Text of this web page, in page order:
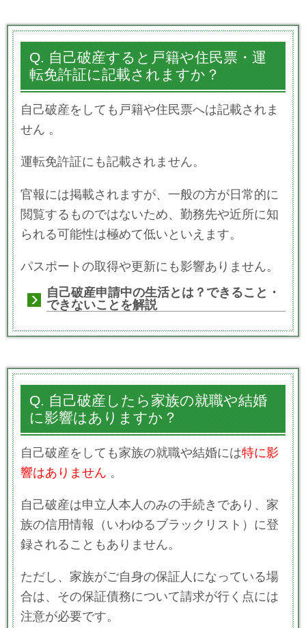
Q. 自己破産すると戸籍や住民票・運
転免許証に記載されますか？
自己破産をしても戸籍や住民票へは記載されま
せん 。
運転免許証にも記載されません。
官報には掲載されますが、一般の方が日常的に
閲覧するものではないため、勤務先や近所に知
られる可能性は極めて低いといえます。
パスポートの取得や更新にも影響ありません。
自己破産申請中の生活とは？できること・
できないことを解説
Q. 自己破産したら家族の就職や結婚
に影響はありますか？
自己破産をしても家族の就職や結婚には特に影
響はありません 。
自己破産は申立人本人のみの手続きであり、家
族の信用情報（いわゆるブラックリスト）に登
録されることもありません。
ただし、家族がご自身の保証人になっている場
合は、その保証債務について請求が行く点には
注意が必要です。